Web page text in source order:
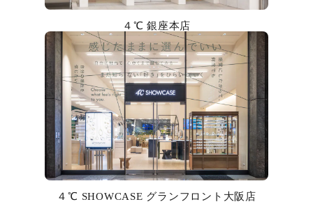
ファッションテイスト
着用シーン
４℃ 銀座本店
４℃ SHOWCASE グランフロント大阪店